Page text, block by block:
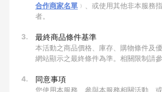
合作商家名單 ﹚、或使用其他非本服務
者。
3. 最終商品條件基準
本活動之商品價格、庫存、購物條件及
網站顯示之最終條件為準。相關限制請
4. 同意事項
您使用本服務、參與本服務相關活動、